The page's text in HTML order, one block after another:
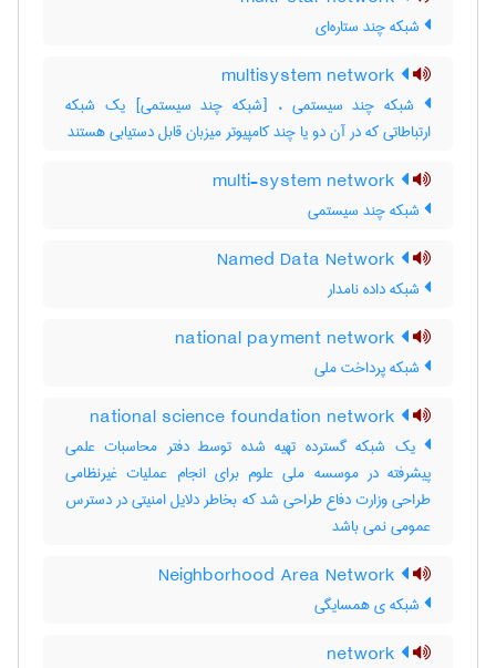
شبکه چند ستاره‌ای
شبکه چند سیستمی ، [شبکه چند سیستمی] یک شبکه
ارتباطاتی که در آن دو یا چند کامپیوتر میزبان قابل دستیابی هستند
شبکه چند سیستمی
شبکه داده نامدار
شبکه پرداخت ملی
یک شبکه گسترده تهیه شده توسط دفتر محاسبات علمی
پیشرفته در موسسه ملی علوم برای انجام عملیات غیرنظامی
طراحی وزارت دفاع طراحی شد که بخاطر دلایل امنیتی در دسترس
عمومی نمی باشد
شبکه‌ ی همسایگی